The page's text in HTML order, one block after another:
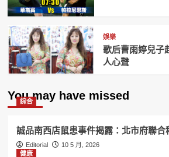
娛樂
歌后曹雨婷兒子
人心聲
You may have missed
綜合
誠品南西店鼠患事件揭露：北市府聯合
Editorial
10 5 月, 2026
健康